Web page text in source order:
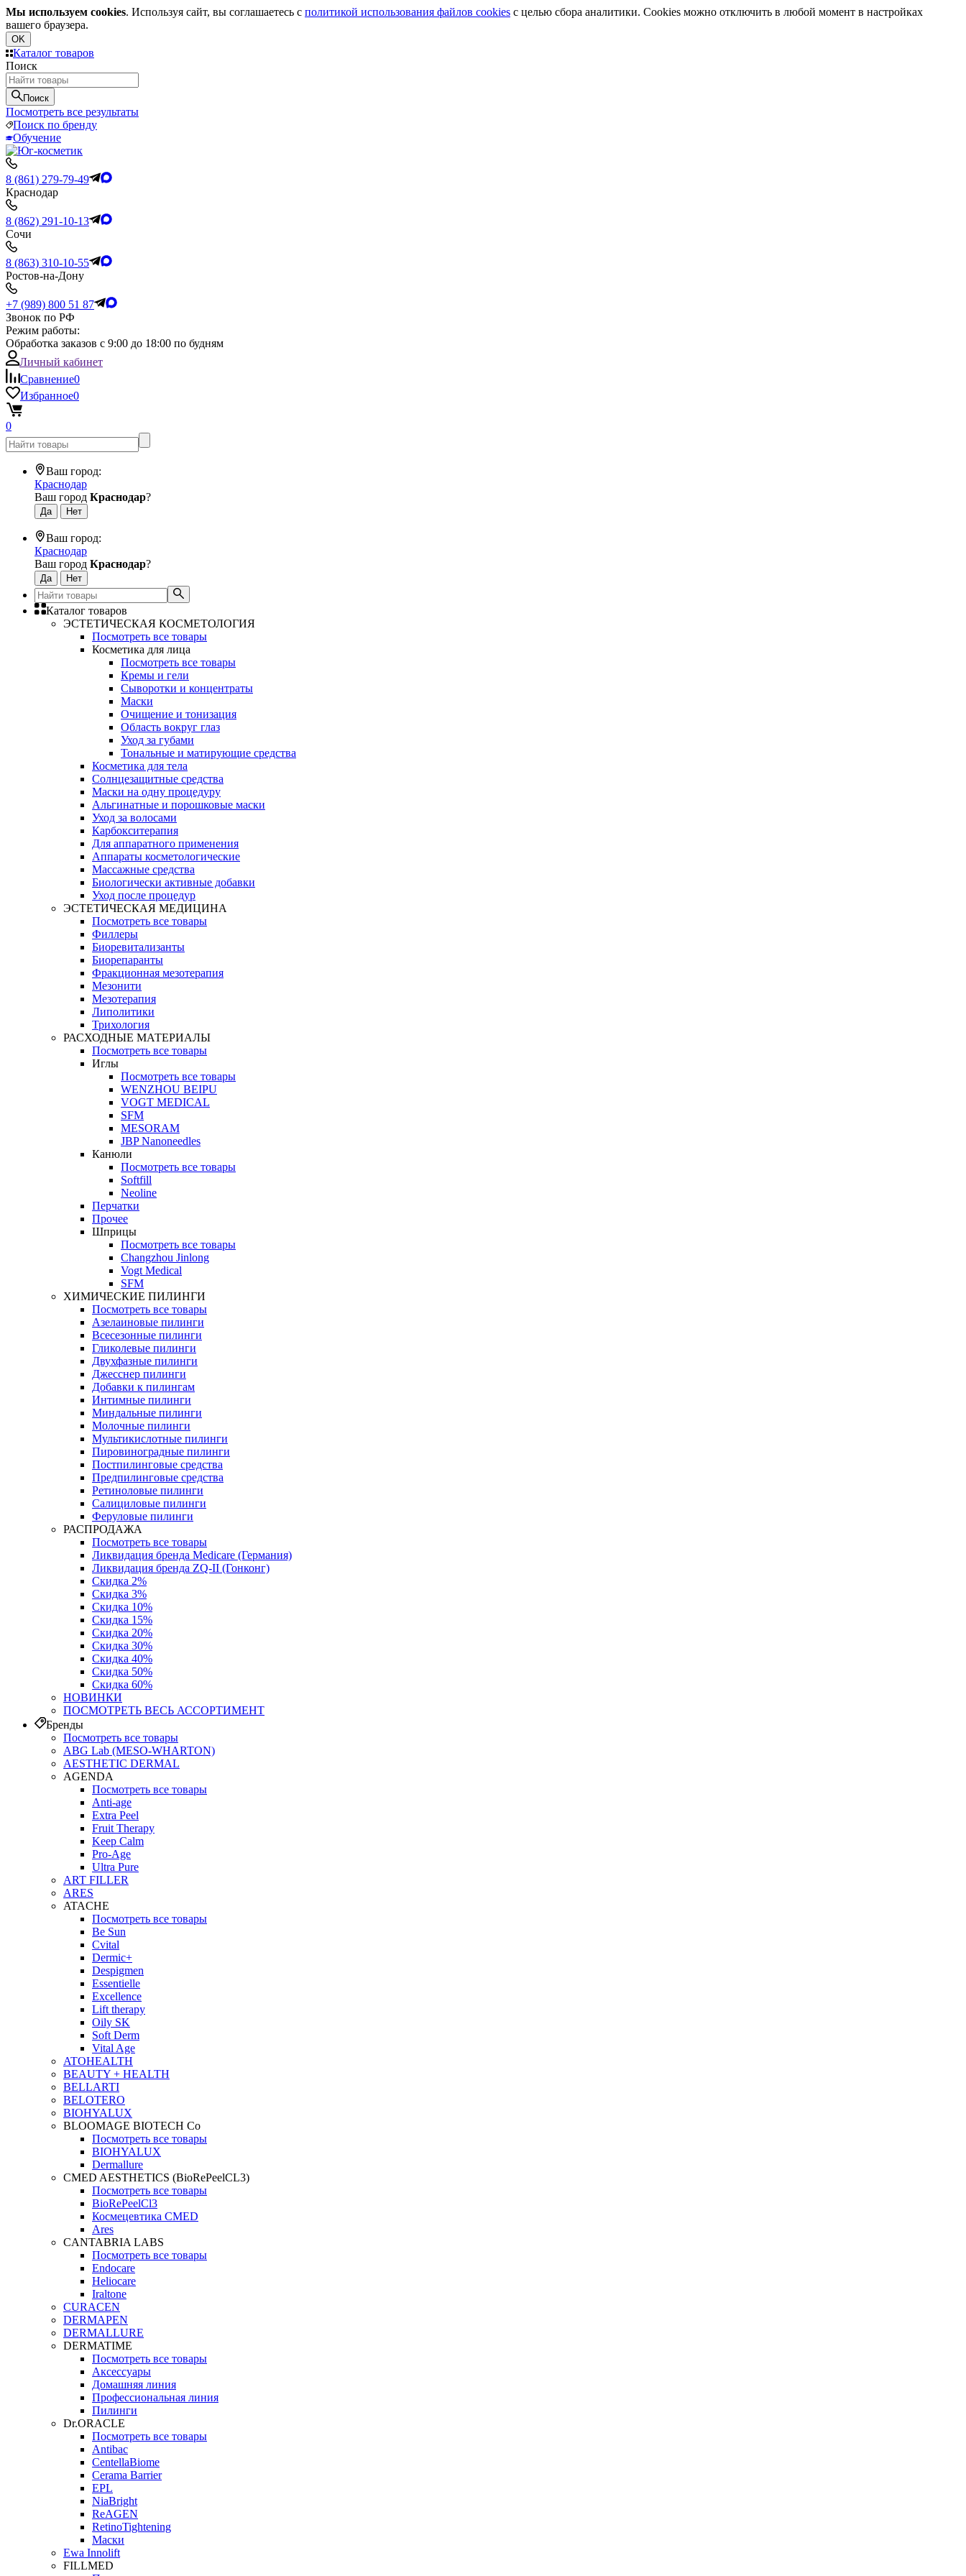
Мы используем cookies. Используя сайт, вы соглашаетесь с политикой использования файлов cookies с целью сбора аналитики. Cookies можно отключить в любой момент в настройках
вашего браузера.
OK
Каталог товаров
Поиск
Поиск
Посмотреть все результаты
Поиск по бренду
Обучение
8 (861) 279-79-49
Краснодар
8 (862) 291-10-13
Сочи
8 (863) 310-10-55
Ростов-на-Дону
+7 (989) 800 51 87
Звонок по РФ
Режим работы:
Обработка заказов с 9:00 до 18:00 по будням
Личный кабинет
Сравнение0
Избранное0
0
Ваш город:
Краснодар
Ваш город Краснодар?
Ваш город:
Краснодар
Ваш город Краснодар?
Каталог товаров
ЭСТЕТИЧЕСКАЯ КОСМЕТОЛОГИЯ
Посмотреть все товары
Косметика для лица
Посмотреть все товары
Кремы и гели
Сыворотки и концентраты
Маски
Очищение и тонизация
Область вокруг глаз
Уход за губами
Тональные и матирующие средства
Косметика для тела
Солнцезащитные средства
Маски на одну процедуру
Альгинатные и порошковые маски
Уход за волосами
Карбокситерапия
Для аппаратного применения
Аппараты косметологические
Массажные средства
Биологически активные добавки
Уход после процедур
ЭСТЕТИЧЕСКАЯ МЕДИЦИНА
Посмотреть все товары
Филлеры
Биоревитализанты
Биорепаранты
Фракционная мезотерапия
Мезонити
Мезотерапия
Липолитики
Трихология
РАСХОДНЫЕ МАТЕРИАЛЫ
Посмотреть все товары
Иглы
Посмотреть все товары
WENZHOU BEIPU
VOGT MEDICAL
SFM
MESORAM
JBP Nanoneedles
Канюли
Посмотреть все товары
Softfill
Neoline
Перчатки
Прочее
Шприцы
Посмотреть все товары
Changzhou Jinlong
Vogt Medical
SFM
ХИМИЧЕСКИЕ ПИЛИНГИ
Посмотреть все товары
Азелаиновые пилинги
Всесезонные пилинги
Гликолевые пилинги
Двухфазные пилинги
Джесснер пилинги
Добавки к пилингам
Интимные пилинги
Миндальные пилинги
Молочные пилинги
Мультикислотные пилинги
Пировиноградные пилинги
Постпилинговые средства
Предпилинговые средства
Ретиноловые пилинги
Салициловые пилинги
Феруловые пилинги
РАСПРОДАЖА
Посмотреть все товары
Ликвидация бренда Medicare (Германия)
Ликвидация бренда ZQ-II (Гонконг)
Скидка 2%
Скидка 3%
Скидка 10%
Скидка 15%
Скидка 20%
Скидка 30%
Скидка 40%
Скидка 50%
Скидка 60%
НОВИНКИ
ПОСМОТРЕТЬ ВЕСЬ АССОРТИМЕНТ
Бренды
Посмотреть все товары
ABG Lab (MESO-WHARTON)
AESTHETIC DERMAL
AGENDA
Посмотреть все товары
Anti-age
Extra Peel
Fruit Therapy
Keep Calm
Pro‑Age
Ultra Pure
ART FILLER
ARES
ATACHE
Посмотреть все товары
Be Sun
Cvital
Dermic+
Despigmen
Essentielle
Excellence
Lift therapy
Oily SK
Soft Derm
Vital Age
ATOHEALTH
BEAUTY + HEALTH
BELLARTI
BELOTERO
BIOHYALUX
BLOOMAGE BIOTECH Co
Посмотреть все товары
BIOHYALUX
Dermallure
CMED AESTHETICS (BioRePeelCL3)
Посмотреть все товары
BioRePeelCl3
Космецевтика CMED
Ares
CANTABRIA LABS
Посмотреть все товары
Endocare
Heliocare
Iraltone
CURACEN
DERMAPEN
DERMALLURE
DERMATIME
Посмотреть все товары
Аксессуары
Домашняя линия
Профессиональная линия
Пилинги
Dr.ORACLE
Посмотреть все товары
Antibac
CentellaBiome
Cerama Barrier
EPL
NiaBright
ReAGEN
RetinoTightening
Маски
Ewa Innolift
FILLMED